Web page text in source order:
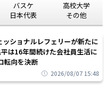
バスケ
日本代表
高校大学
その他
ショナルレフェリーが新たに
は16年間続けた会社員生活に
転向を決断
2026/08/07 15:48